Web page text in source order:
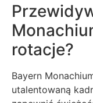
rotacje?
Bayern
utalentowaną